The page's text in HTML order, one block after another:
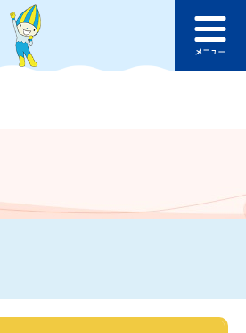
このページの本文へ
ュ